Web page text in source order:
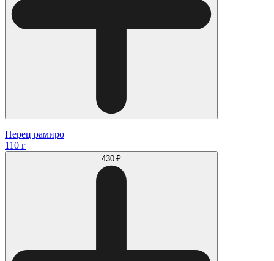
Перец рамиро
110 г
430 ₽